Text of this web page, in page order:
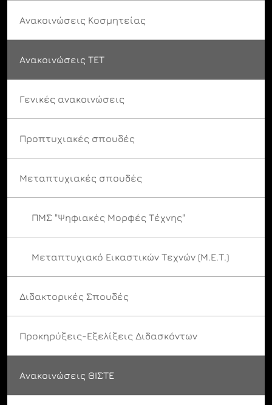
Ανακοινώσεις Κοσμητείας
Ανακοινώσεις ΤΕΤ
Γενικές ανακοινώσεις
Προπτυχιακές σπουδές
Μεταπτυχιακές σπουδές
ΠΜΣ "Ψηφιακές Μορφές Τέχνης"
Μεταπτυχιακό Εικαστικών Τεχνών (Μ.Ε.Τ.)
Διδακτορικές Σπουδές
Προκηρύξεις-Εξελίξεις Διδασκόντων
Ανακοινώσεις ΘΙΣΤΕ